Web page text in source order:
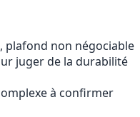
plafond non négociable
juger de la durabilité
à confirmer